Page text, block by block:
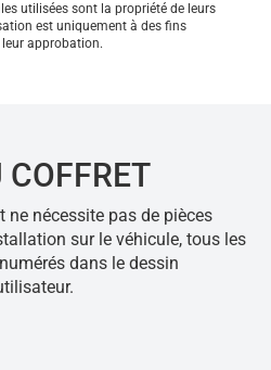
utilisées sont la propriété de leurs
est uniquement à des fins
approbation.
COFFRET
nécessite pas de pièces
sur le véhicule, tous les
dans le dessin